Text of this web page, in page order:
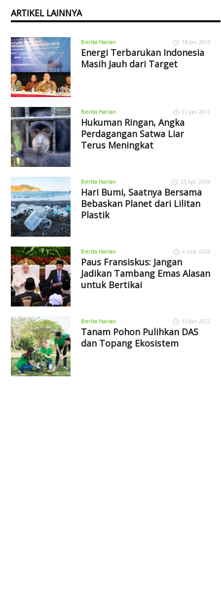
ARTIKEL LAINNYA
Berita Harian 18 Jan 2019
Energi Terbarukan Indonesia
Masih Jauh dari Target
Berita Harian 12 Jan 2017
Hukuman Ringan, Angka
Perdagangan Satwa Liar
Terus Meningkat
Berita Harian 23 Apr 2024
Hari Bumi, Saatnya Bersama
Bebaskan Planet dari Lilitan
Plastik
Berita Harian 6 Sep 2024
Paus Fransiskus: Jangan
Jadikan Tambang Emas Alasan
untuk Bertikai
Berita Harian 10 Jan 2022
Tanam Pohon Pulihkan DAS
dan Topang Ekosistem